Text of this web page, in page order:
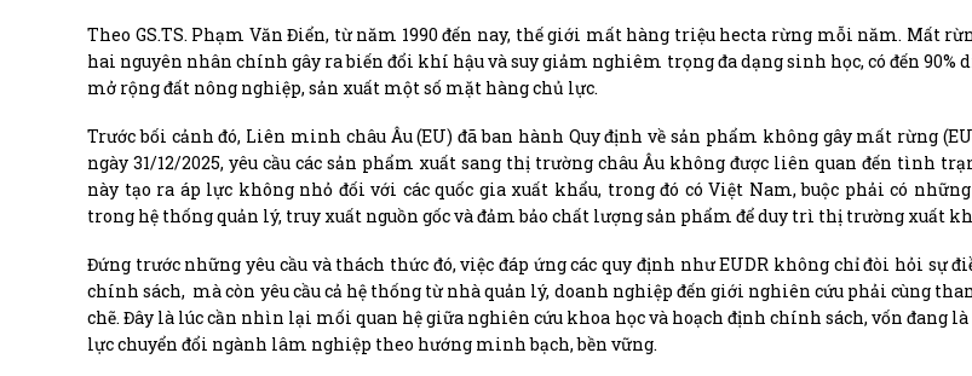
Theo GS.TS. Phạm Văn Điển, từ năm 1990 đến nay, thế giới mất hàng triệu hecta rừng mỗi năm. Mất
hai nguyên nhân chính gây ra biến đổi khí hậu và suy giảm nghiêm trọng đa dạng sinh học, có đến 90%
mở rộng đất nông nghiệp, sản xuất một số mặt hàng chủ lực.
Trước bối cảnh đó, Liên minh châu Âu (EU) đã ban hành Quy định về sản phẩm không gây mất rừng
ngày 31/12/2025, yêu cầu các sản phẩm xuất sang thị trường châu Âu không được liên quan đến tình
này tạo ra áp lực không nhỏ đối với các quốc gia xuất khẩu, trong đó có Việt Nam, buộc phải có
trong hệ thống quản lý, truy xuất nguồn gốc và đảm bảo chất lượng sản phẩm để duy trì thị trường xuất
Đứng trước những yêu cầu và thách thức đó, việc đáp ứng các quy định như EUDR không chỉ đòi hỏi sự
chính sách, mà còn yêu cầu cả hệ thống từ nhà quản lý, doanh nghiệp đến giới nghiên cứu phải cùng
chẽ. Đây là lúc cần nhìn lại mối quan hệ giữa nghiên cứu khoa học và hoạch định chính sách, vốn đang
lực chuyển đổi ngành lâm nghiệp theo hướng minh bạch, bền vững.